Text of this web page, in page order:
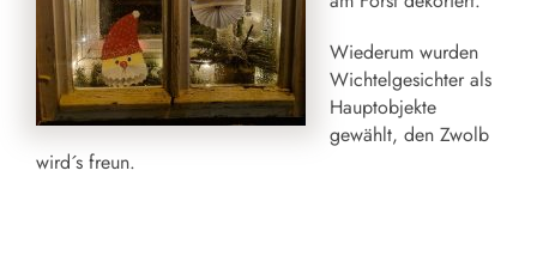
Wiederum wurden
Wichtelgesichter als
Hauptobjekte
gewählt, den Zwolb
wird´s freun.